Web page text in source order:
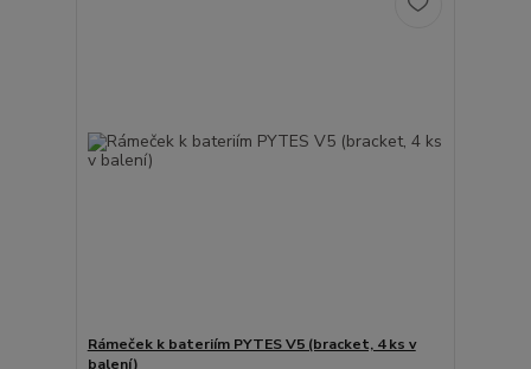
Rámeček k bateriím PYTES V5 (bracket, 4 ks v
balení)